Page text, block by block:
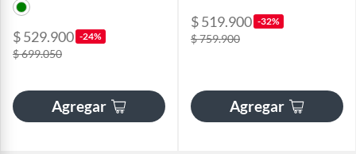
$ 529.900 -24%
$ 699.050
Agregar
$ 519.900 -32%
$ 759.900
Agregar